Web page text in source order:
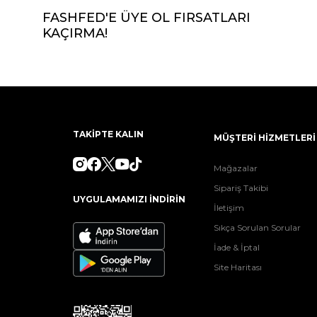
FASHFED'E ÜYE OL FIRSATLARI
KAÇIRMA!
TAKİPTE KALIN
UYGULAMAMIZI İNDİRİN
MÜŞTERİ HİZMETLERİ
Mağazalar
Sipariş Takibi
İletişim
Sıkça Sorulan Sorular
İade & İptal
Site Haritası